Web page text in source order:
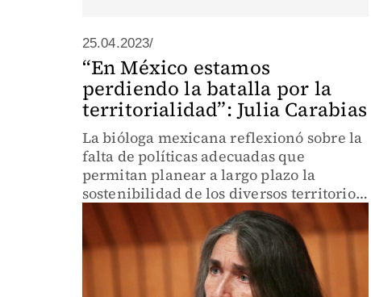
25.04.2023/
“En México estamos
perdiendo la batalla por la
territorialidad”: Julia Carabias
La bióloga mexicana reflexionó sobre la
falta de políticas adecuadas que
permitan planear a largo plazo la
sostenibilidad de los diversos territorios
del país, durante la mesa “Planeación
territorial y sustentabilidad”.